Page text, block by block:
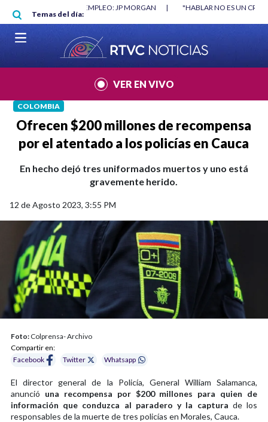
Pasar al contenido principal
Temas del día:
MÍNIMO NO DESTRUYÓ EMPLEO: JP MORGAN |
"HABLAR NO ES UN
MUNDIAL 2026
|
VER EN VIVO
COLOMBIA
Ofrecen $200 millones de recompensa
por el atentado a los policías en Cauca
En hecho dejó tres uniformados muertos y uno está
gravemente herido.
12 de Agosto 2023, 3:55 PM
Foto: Colprensa- Archivo
Compartir en:
Facebook
Twitter Whatsapp
El director general de la Policía, General William Salamanca,
anunció una recompensa por $200 millones para quien de
información que conduzca al paradero y la captura de los
responsables de la muerte de tres policías en Morales, Cauca.